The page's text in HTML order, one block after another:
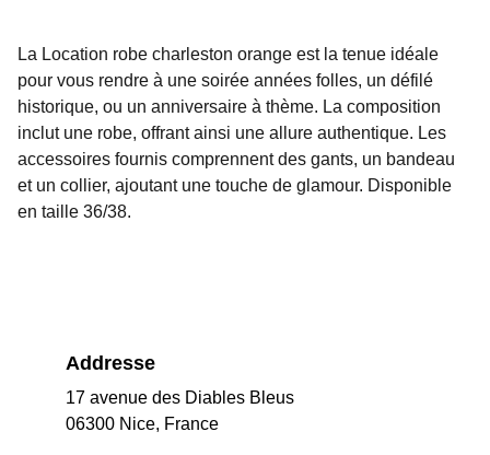
La Location robe charleston orange est la tenue idéale
pour vous rendre à une soirée années folles, un défilé
historique, ou un anniversaire à thème. La composition
inclut une robe, offrant ainsi une allure authentique. Les
accessoires fournis comprennent des gants, un bandeau
et un collier, ajoutant une touche de glamour. Disponible
en taille 36/38.
Addresse
17 avenue des Diables Bleus
06300 Nice, France